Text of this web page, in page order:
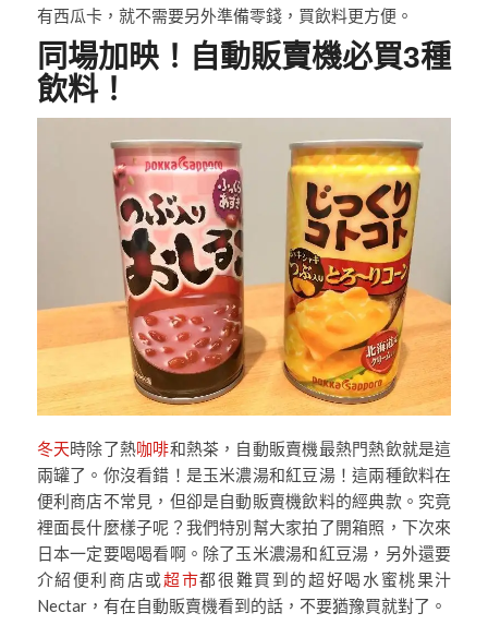
有西瓜卡，就不需要另外準備零錢，買飲料更方便。
同場加映！自動販賣機必買3種
飲料！
冬天時除了熱咖啡和熱茶，自動販賣機最熱門熱飲就是這
兩罐了。你沒看錯！是玉米濃湯和紅豆湯！這兩種飲料在
便利商店不常見，但卻是自動販賣機飲料的經典款。究竟
裡面長什麼樣子呢？我們特別幫大家拍了開箱照，下次來
日本一定要喝喝看啊。除了玉米濃湯和紅豆湯，另外還要
介紹便利商店或超市都很難買到的超好喝水蜜桃果汁
Nectar，有在自動販賣機看到的話，不要猶豫買就對了。